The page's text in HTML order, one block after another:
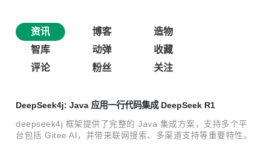
资讯 博客
造物
智库
动弹
收藏
评论
粉丝 关注
DeepSeek4j: Java 应用一行代码集成 DeepSeek R1
deepseek4j 框架提供了完整的 Java 集成方案，支持多个平
台包括 Gitee AI，并带来联网搜索、多渠道支持等重要特性。